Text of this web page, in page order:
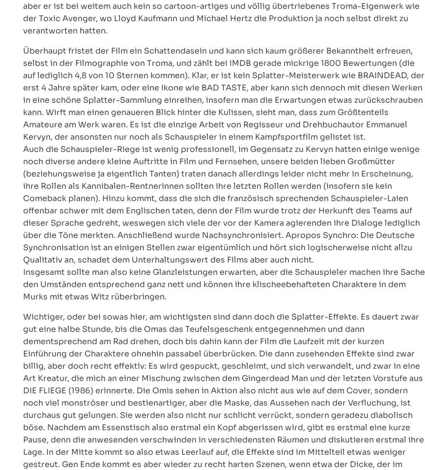
aber er ist bei weitem auch kein so cartoon-artiges und völlig übertriebenes Troma-Eigenwerk wie
der Toxic Avenger, wo Lloyd Kaufmann und Michael Hertz die Produktion ja noch selbst direkt zu
verantworten hatten.
Überhaupt fristet der Film ein Schattendasein und kann sich kaum größerer Bekanntheit erfreuen,
selbst in der Filmographie von Troma, und zählt bei IMDB gerade mickrige 1800 Bewertungen (die
auf lediglich 4,8 von 10 Sternen kommen). Klar, er ist kein Splatter-Meisterwerk wie BRAINDEAD, der
erst 4 Jahre später kam, oder eine Ikone wie BAD TASTE, aber kann sich dennoch mit diesen Werken
in eine schöne Splatter-Sammlung einreihen, insofern man die Erwartungen etwas zurückschrauben
kann. Wirft man einen genaueren Blick hinter die Kulissen, sieht man, dass zum Größtenteils
Amateure am Werk waren. Es ist die einzige Arbeit von Regisseur und Drehbuchautor Emmanuel
Kervyn, der ansonsten nur noch als Schauspieler in einem Kampfsportfilm gelistet ist.
Auch die Schauspieler-Riege ist wenig professionell, im Gegensatz zu Kervyn hatten einige wenige
noch diverse andere kleine Auftritte in Film und Fernsehen, unsere beiden lieben Großmütter
(beziehungsweise ja eigentlich Tanten) traten danach allerdings leider nicht mehr in Erscheinung,
ihre Rollen als Kannibalen-Rentnerinnen sollten ihre letzten Rollen werden (insofern sie kein
Comeback planen). Hinzu kommt, dass die sich die französisch sprechenden Schauspieler-Laien
offenbar schwer mit dem Englischen taten, denn der Film wurde trotz der Herkunft des Teams auf
dieser Sprache gedreht, weswegen sich viele der vor der Kamera agierenden ihre Dialoge lediglich
über die Töne merkten. Anschließend wurde Nachsynchronisiert. Apropos Synchro: Die Deutsche
Synchronisation ist an einigen Stellen zwar eigentümlich und hört sich logischerweise nicht allzu
Qualitativ an, schadet dem Unterhaltungswert des Films aber auch nicht.
Insgesamt sollte man also keine Glanzleistungen erwarten, aber die Schauspieler machen ihre Sache
den Umständen entsprechend ganz nett und können ihre klischeebehafteten Charaktere in dem
Murks mit etwas Witz rüberbringen.
Wichtiger, oder bei sowas hier, am wichtigsten sind dann doch die Splatter-Effekte. Es dauert zwar
gut eine halbe Stunde, bis die Omas das Teufelsgeschenk entgegennehmen und dann
dementsprechend am Rad drehen, doch bis dahin kann der Film die Laufzeit mit der kurzen
Einführung der Charaktere ohnehin passabel überbrücken. Die dann zusehenden Effekte sind zwar
billig, aber doch recht effektiv: Es wird gespuckt, geschleimt, und sich verwandelt, und zwar in eine
Art Kreatur, die mich an einer Mischung zwischen dem Gingerdead Man und der letzten Vorstufe aus
DIE FLIEGE (1986) erinnerte. Die Omis sehen in Aktion also nicht aus wie auf dem Cover, sondern
noch viel monströser und bestienartiger, aber die Maske, das Aussehen nach der Verfluchung, ist
durchaus gut gelungen. Sie werden also nicht nur schlicht verrückt, sondern geradezu diabolisch
böse. Nachdem am Essenstisch also erstmal ein Kopf abgerissen wird, gibt es erstmal eine kurze
Pause, denn die anwesenden verschwinden in verschiedensten Räumen und diskutieren erstmal ihre
Lage. In der Mitte kommt so also etwas Leerlauf auf, die Effekte sind im Mittelteil etwas weniger
gestreut. Gen Ende kommt es aber wieder zu recht harten Szenen, wenn etwa der Dicke, der im